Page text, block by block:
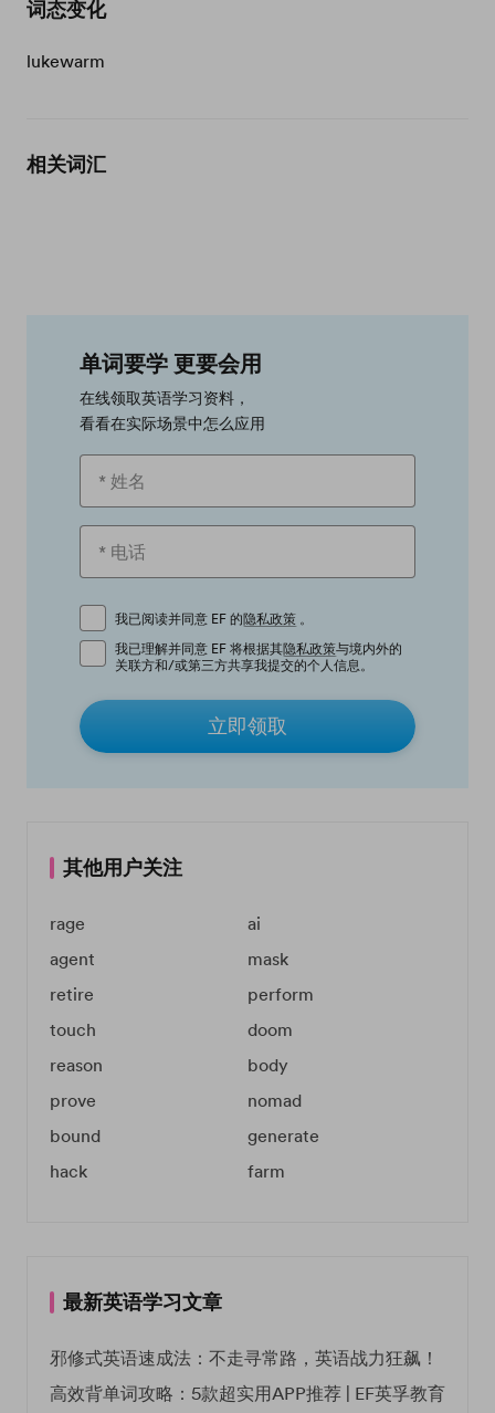
词态变化
lukewarm
相关词汇
单词要学 更要会用
在线领取英语学习资料，
看看在实际场景中怎么应用
我已阅读并同意 EF 的隐私政策 。
我已理解并同意 EF 将根据其隐私政策与境内外的
关联方和/或第三方共享我提交的个人信息。
立即领取
其他用户关注
rage
ai
agent
mask
retire
perform
touch
doom
reason
body
prove
nomad
bound
generate
hack
farm
最新英语学习文章
邪修式英语速成法：不走寻常路，英语战力狂飙！
高效背单词攻略：5款超实用APP推荐 | EF英孚教育